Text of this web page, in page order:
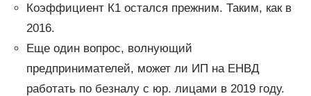
Коэффициент К1 остался прежним. Таким, как в
2016.
Еще один вопрос, волнующий
предпринимателей, может ли ИП на ЕНВД
работать по безналу с юр. лицами в 2019 году.